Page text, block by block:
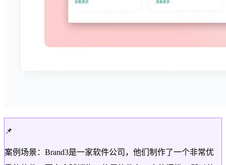
📌
案例场景：Brand3是一家软件公司，他们制作了一个非常优